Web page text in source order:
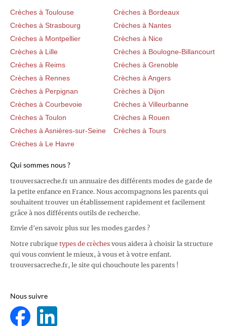
Crèches à Toulouse
Crèches à Bordeaux
Crèches à Strasbourg
Crèches à Nantes
Crèches à Montpellier
Crèches à Nice
Crèches à Lille
Crèches à Boulogne-Billancourt
Crèches à Reims
Crèches à Grenoble
Crèches à Rennes
Crèches à Angers
Crèches à Perpignan
Crèches à Dijon
Crèches à Courbevoie
Crèches à Villeurbanne
Crèches à Toulon
Crèches à Rouen
Crèches à Asnières-sur-Seine
Crèches à Tours
Crèches à Le Havre
Qui sommes nous ?
trouversacreche.fr un annuaire des différents modes de garde de
la petite enfance en France. Nous accompagnons les parents qui
souhaitent trouver un établissement rapidement et facilement
grâce à nos différents outils de recherche.
Envie d'en savoir plus sur les modes gardes ?
Notre rubrique types de crèches vous aidera à choisir la structure
qui vous convient le mieux, à vous et à votre enfant.
trouversacreche.fr, le site qui chouchoute les parents !
Nous suivre